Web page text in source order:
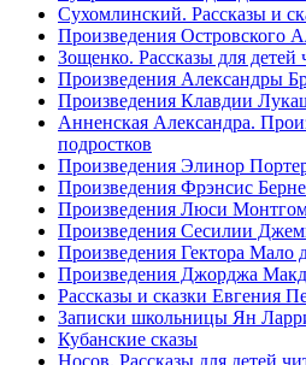
Сухомлинский. Рассказы и
Произведения Островского
Зощенко. Рассказы для детей
Произведения Александры
Произведения Клавдии
Анненская Александра.
подростков
Произведения Элинор
Произведения Фрэнсис
Произведения Люси
Произведения Сесилии
Произведения Гектора Мало
Произведения Джорджа
Рассказы и сказки Евгения
Записки школьницы Ян
Кубанские сказы
Носов. Рассказы для детей